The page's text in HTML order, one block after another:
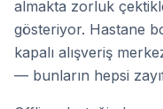
almakta zorluk
gösteriyor. Hastane
kapalı alışveriş
— bunların hepsi